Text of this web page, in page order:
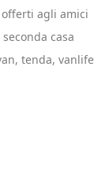
agli amici
casa
tenda,